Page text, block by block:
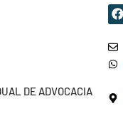
DE ADVOCACIA